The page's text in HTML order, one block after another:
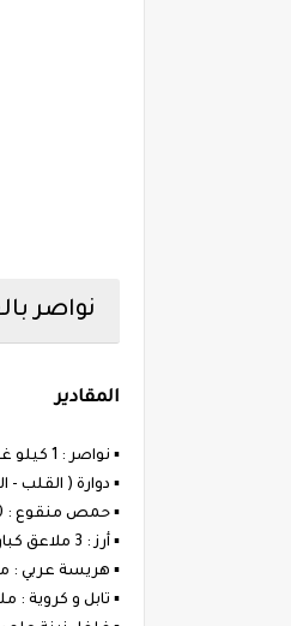
نواصر
المقادير
▪︎ نواصر : 1 كيلو غرام .
▪︎ دوارة ( القلب -
▪︎ حمص منقوع : 150 غرام .
▪︎ أرز : 3 ملاعق كبار .
▪︎ هريسة عربي :
▪︎ تابل و كروية :